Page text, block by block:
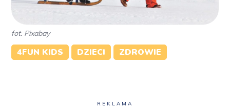
fot. Pixabay
4FUN KIDS DZIECI ZDROWIE
REKLAMA